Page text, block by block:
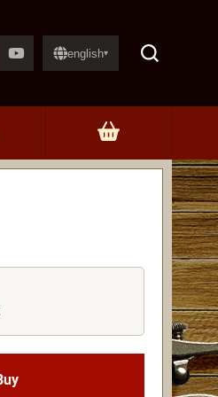
english▾